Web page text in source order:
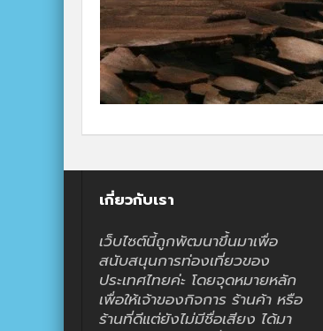
เกี่ยวกับเรา
เว็บไซต์นี้ถูกพัฒนาขึ้นมาเพื่อ
สนับสนุนการท่องเที่ยวของ
ประเทศไทยค่ะ โดยจุดหมายหลัก
เพื่อให้เจ้าของกิจการ ร้านค้า หรือ
ร้านที่ดีแต่ยังไม่มีชื่อเสียง ได้มา